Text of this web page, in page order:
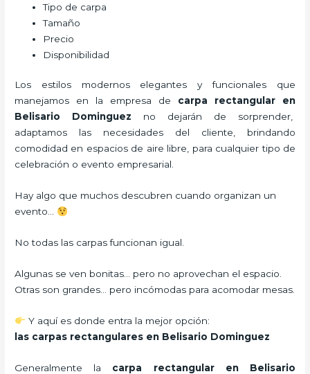
Tipo de carpa
Tamaño
Precio
Disponibilidad
Los estilos modernos elegantes y funcionales que
manejamos en la empresa de carpa rectangularen
Belisario Dominguez no dejarán de sorprender,
adaptamos las necesidades del cliente, brindando
comodidad en espacios de aire libre, para cualquier tipo de
celebración o evento empresarial.
Hay algo que muchos descubren cuando organizan un
evento…
No todas las carpas funcionan igual.
Algunas se ven bonitas… pero no aprovechan el espacio.
Otras son grandes… pero incómodas para acomodar mesas.
Y aquí es donde entra la mejor opción:
las carpas rectangulares en Belisario Dominguez
Generalmente la carpa rectangularen Belisario